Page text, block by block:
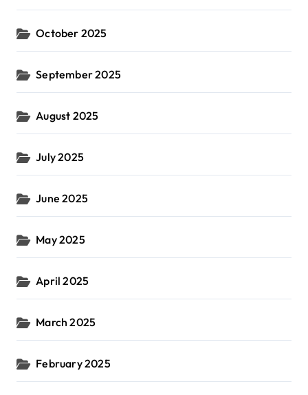
October 2025
September 2025
August 2025
July 2025
June 2025
May 2025
April 2025
March 2025
February 2025